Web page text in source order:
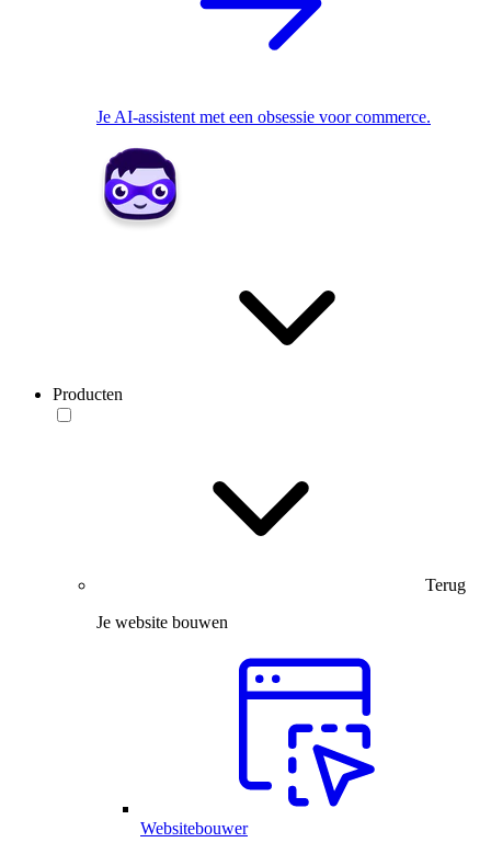
Je AI-assistent met een obsessie voor commerce.
Producten
Terug
Je website bouwen
Websitebouwer